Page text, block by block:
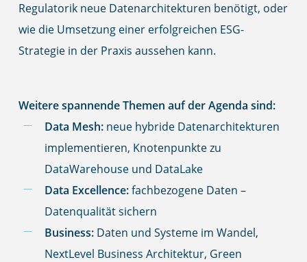
Regulatorik neue Datenarchitekturen benötigt, oder
wie die Umsetzung einer erfolgreichen ESG-
Strategie in der Praxis aussehen kann.
Weitere spannende Themen auf der Agenda sind:
Data Mesh: neue hybride Datenarchitekturen
implementieren, Knotenpunkte zu
DataWarehouse und DataLake
Data Excellence:fachbezogene Daten –
Datenqualität sichern
Business: Daten und Systeme im Wandel,
NextLevel Business Architektur, Green